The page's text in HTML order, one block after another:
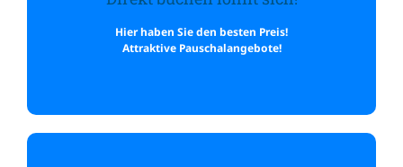
Hier haben Sie den besten Preis!
Attraktive Pauschalangebote!